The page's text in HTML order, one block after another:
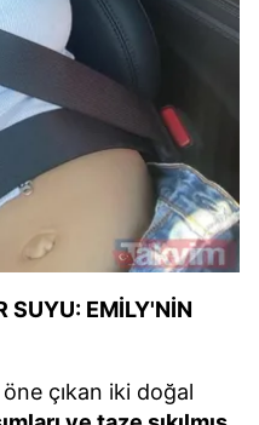
SUYU: EMİLY'NİN
çıkan iki doğal